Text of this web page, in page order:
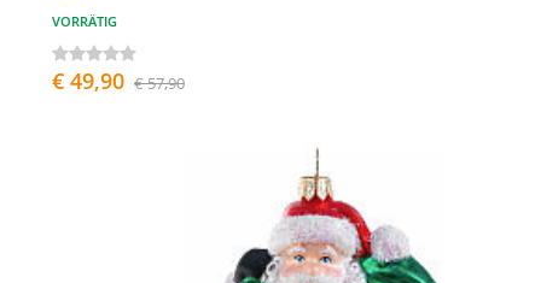
VORRÄTIG
€ 49,90 € 57,90